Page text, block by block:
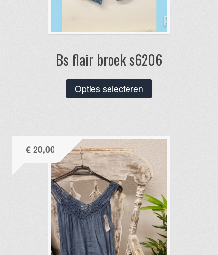
Bs flair broek s6206
Opties selecteren
product
variaties.
Deze
optie
kan
gekozen
worden
op
de
productpagina
€20,00